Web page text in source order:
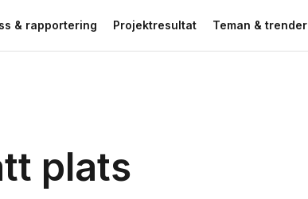
& rapportering Projektresultat Teman & trender
plats